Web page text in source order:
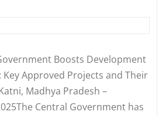
Boosts Development
Approved Projects and Their
Madhya Pradesh –
Central Government has